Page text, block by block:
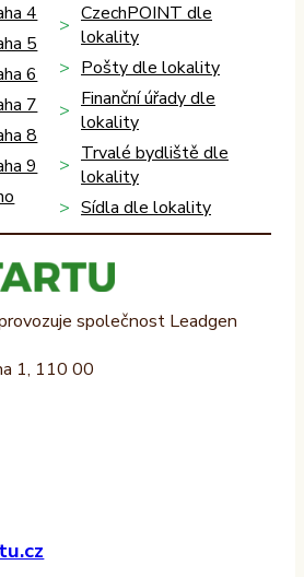
4
5
6
7
8
9
CzechPOINT dle
lokality
Pošty dle lokality
Finanční úřady dle
lokality
Trvalé bydliště dle
lokality
Sídla dle lokality
společnost Leadgen
1, 110 00